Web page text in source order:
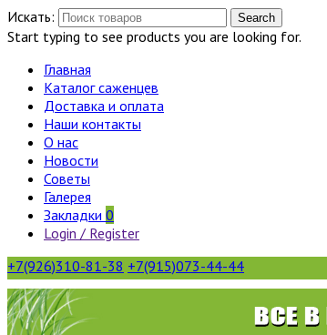
Искать: Search
Start typing to see products you are looking for.
Главная
Каталог саженцев
Доставка и оплата
Наши контакты
О нас
Новости
Советы
Галерея
Закладки 0
Login / Register
+7(926)310-81-38 +7(915)073-44-44